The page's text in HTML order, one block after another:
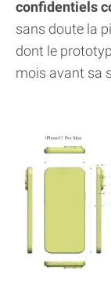
confidentiels
sans doute la
dont le
mois avant sa